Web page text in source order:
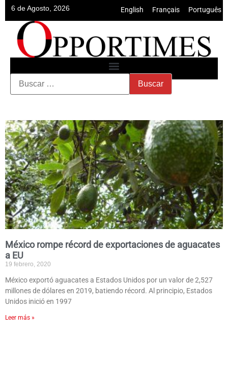
6 de Agosto, 2026 English Français Português
México rompe récord de exportaciones de aguacates
a EU
19 febrero, 2020
México exportó aguacates a Estados Unidos por un valor de 2,527
millones de dólares en 2019, batiendo récord. Al principio, Estados
Unidos inició en 1997
Leer más »